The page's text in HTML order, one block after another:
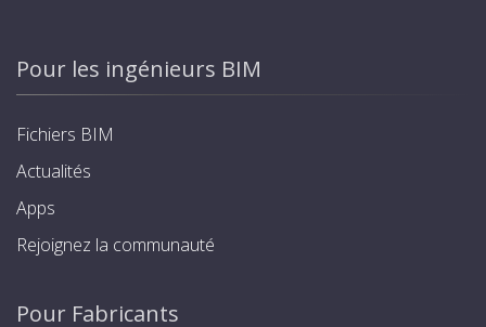
Pour les ingénieurs BIM
Fichiers BIM
Actualités
Apps
Rejoignez la communauté
Pour Fabricants